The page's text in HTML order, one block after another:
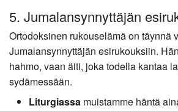
5. Jumalansynnyttäjän
Ortodoksinen rukouselämä on täynnä
Jumalansynnyttäjän esirukouksiin.
hahmo, vaan äiti, joka todella kantaa
sydämessään.
Liturgiassa muistamme häntä